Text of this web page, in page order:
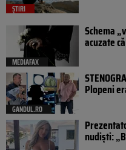
ȘTIRI
MEDIAFAX
Schema
acuzate
GANDUL.RO
Plopeni
nudiști: